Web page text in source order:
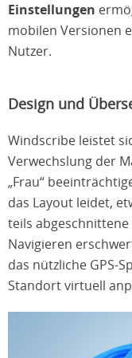
Einstellungen
mobilen Versionen
Nutzer.
Design und
Windscribe leistet
Verwechslung der
„Frau“
das Layout leidet,
teils
Navigieren
das nützliche GPS-
Standort virtuell